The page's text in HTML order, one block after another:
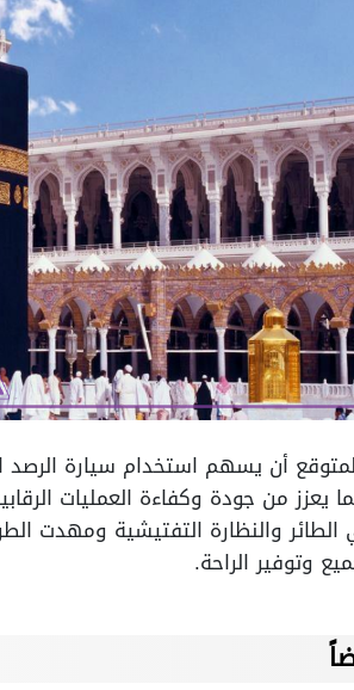
أن يسهم استخدام سيارة الرصد
يعزز من جودة وكفاءة العمليات
الطائر والنظارة التفتيشية
وتوفير الراحة.